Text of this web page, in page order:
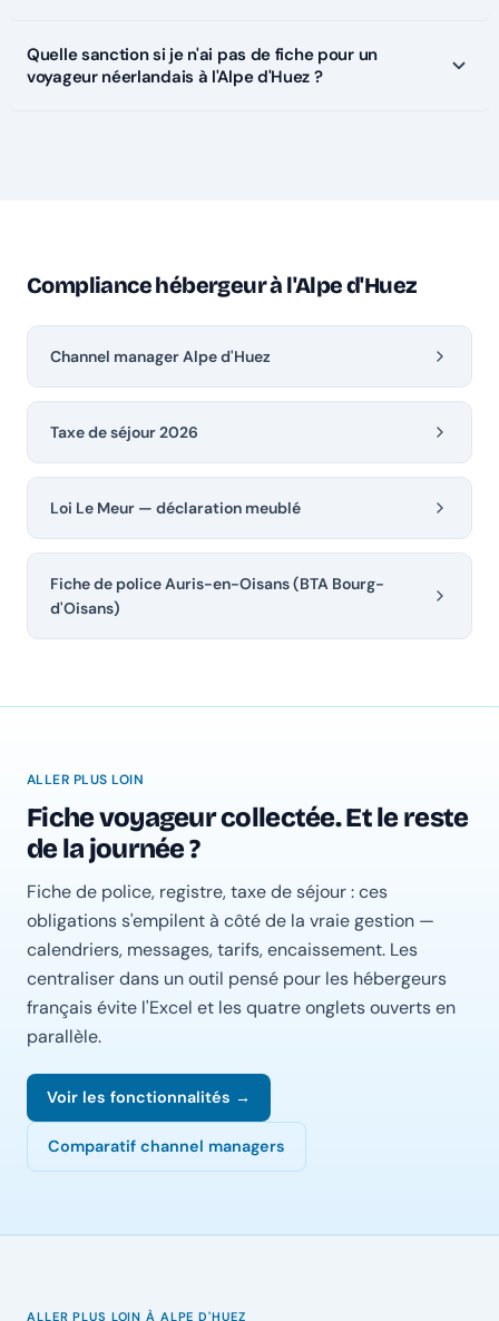
Quelle sanction si je n'ai pas de fiche pour un
voyageur néerlandais à l'Alpe d'Huez ?
Compliance hébergeur à l'Alpe d'Huez
Channel manager Alpe d'Huez
Taxe de séjour 2026
Loi Le Meur — déclaration meublé
Fiche de police Auris-en-Oisans (BTA Bourg-
d'Oisans)
ALLER PLUS LOIN
Fiche voyageur collectée. Et le reste
de la journée ?
Fiche de police, registre, taxe de séjour : ces
obligations s'empilent à côté de la vraie gestion —
calendriers, messages, tarifs, encaissement. Les
centraliser dans un outil pensé pour les hébergeurs
français évite l'Excel et les quatre onglets ouverts en
parallèle.
Voir les fonctionnalités →
Comparatif channel managers
ALLER PLUS LOIN À ALPE D'HUEZ